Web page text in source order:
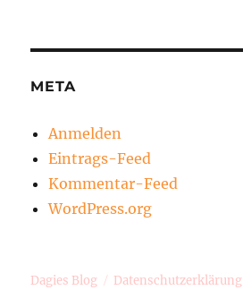
META
Anmelden
Eintrags-Feed
Kommentar-Feed
WordPress.org
Dagies Blog Datenschutzerklärung